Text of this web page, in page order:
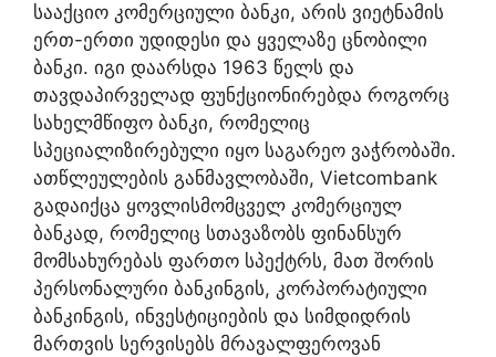
სააქციო კომერციული ბანკი, არის ვიეტნამის
ერთ-ერთი უდიდესი და ყველაზე ცნობილი
ბანკი. იგი დაარსდა 1963 წელს და
თავდაპირველად ფუნქციონირებდა როგორც
სახელმწიფო ბანკი, რომელიც
სპეციალიზირებული იყო საგარეო ვაჭრობაში.
ათწლეულების განმავლობაში, Vietcombank
გადაიქცა ყოვლისმომცველ კომერციულ
ბანკად, რომელიც სთავაზობს ფინანსურ
მომსახურებას ფართო სპექტრს, მათ შორის
პერსონალური ბანკინგის, კორპორატიული
ბანკინგის, ინვესტიციების და სიმდიდრის
მართვის სერვისებს მრავალფეროვან